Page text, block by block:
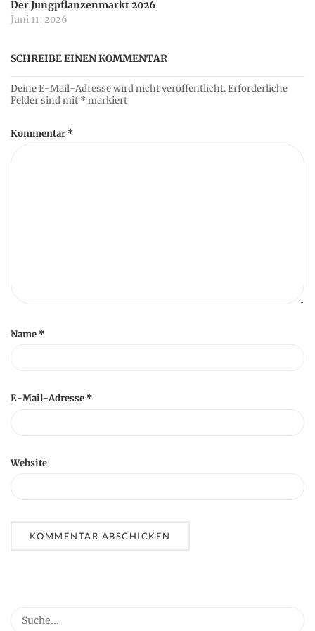
Der Jungpflanzenmarkt 2026
Juni 11, 2026
SCHREIBE EINEN KOMMENTAR
Deine E-Mail-Adresse wird nicht veröffentlicht.Erforderliche
Felder sind mit * markiert
Kommentar *
Name *
E-Mail-Adresse *
Website